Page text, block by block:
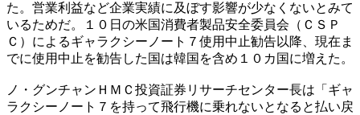
た。営業利益など企業実績に及ぼす影響が少なくないとみて
いるためだ。１０日の米国消費者製品安全委員会（ＣＳＰ
Ｃ）によるギャラクシーノート７使用中止勧告以降、現在ま
でに使用中止を勧告した国は韓国を含め１０カ国に増えた。
ノ・グンチャンＨＭＣ投資証券リサーチセンター長は「ギャ
ラクシーノート７を持って飛行機に乗れないとなると払い戻